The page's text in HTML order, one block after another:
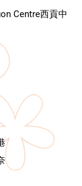
Centre西貢中